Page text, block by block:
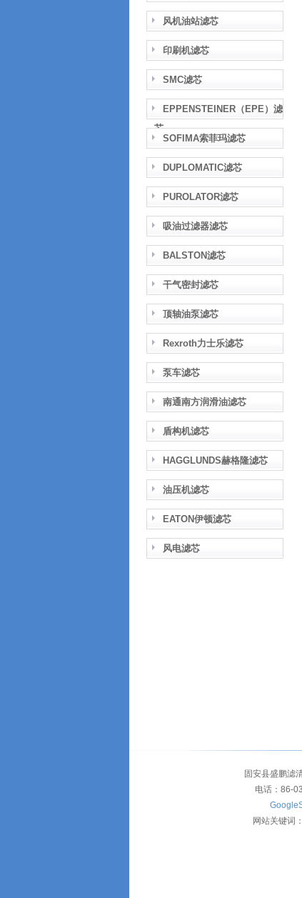
风机油站滤芯
印刷机滤芯
SMC滤芯
EPPENSTEINER（EPE）滤
芯
SOFIMA索菲玛滤芯
DUPLOMATIC滤芯
PUROLATOR滤芯
吸油过滤器滤芯
BALSTON滤芯
干气密封滤芯
顶轴油泵滤芯
Rexroth力士乐滤芯
泵车滤芯
南通南方润滑油滤芯
盾构机滤芯
HAGGLUNDS赫格隆滤芯
油压机滤芯
EATON伊顿滤芯
风电滤芯
固安县盛鹏滤
电话：86-
网站关键词：